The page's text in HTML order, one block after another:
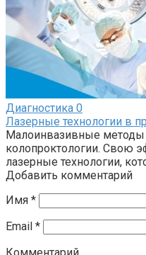
Диагностика 0
Лазерные технологии в
Малоинвазивные
колопроктологии. Свою
лазерные технологии,
Добавить комментарий
Имя *
Email *